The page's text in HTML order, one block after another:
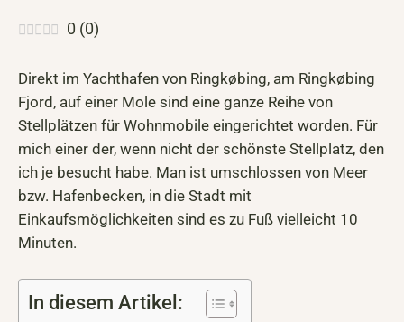
0 (0)
Direkt im Yachthafen von Ringkøbing, am Ringkøbing
Fjord, auf einer Mole sind eine ganze Reihe von
Stellplätzen für Wohnmobile eingerichtet worden. Für
mich einer der, wenn nicht der schönste Stellplatz, den
ich je besucht habe. Man ist umschlossen von Meer
bzw. Hafenbecken, in die Stadt mit
Einkaufsmöglichkeiten sind es zu Fuß vielleicht 10
Minuten.
In diesem Artikel: